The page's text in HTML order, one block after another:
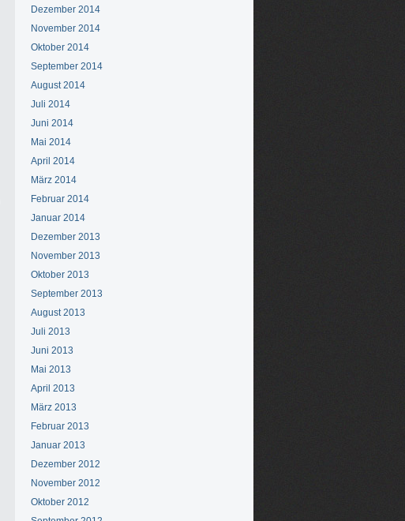
Dezember 2014
November 2014
Oktober 2014
September 2014
August 2014
Juli 2014
Juni 2014
Mai 2014
April 2014
März 2014
Februar 2014
Januar 2014
Dezember 2013
November 2013
Oktober 2013
September 2013
August 2013
Juli 2013
Juni 2013
Mai 2013
April 2013
März 2013
Februar 2013
Januar 2013
Dezember 2012
November 2012
Oktober 2012